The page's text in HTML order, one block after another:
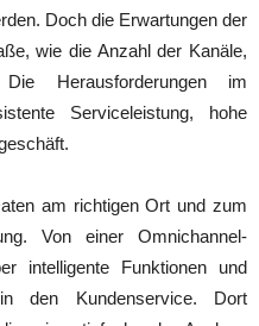
Doch die Erwartungen der
wie die Anzahl der Kanäle,
Herausforderungen im
Serviceleistung, hohe
am richtigen Ort und zum
Von einer Omnichannel-
intelligente Funktionen und
den Kundenservice. Dort